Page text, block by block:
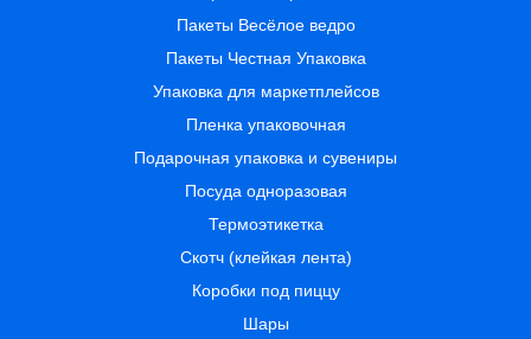
Пакеты Весёлое ведро
Пакеты Честная Упаковка
Упаковка для маркетплейсов
Пленка упаковочная
Подарочная упаковка и сувениры
Посуда одноразовая
Термоэтикетка
Скотч (клейкая лента)
Коробки под пиццу
Шары